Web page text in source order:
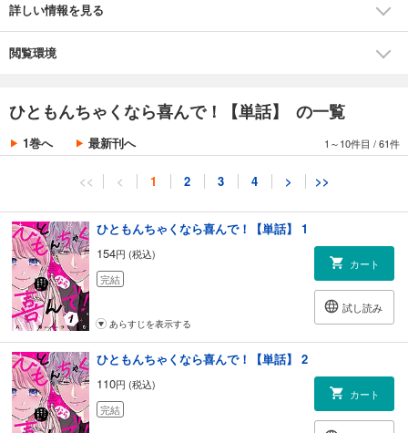
詳しい情報を見る
閲覧環境
ひともんちゃくなら喜んで！【単話】 の一覧
1巻へ 最新刊へ 1～10件目 /61件
<< < 1 2 3 4 > >>
ひともんちゃくなら喜んで！【単話】 1
154円 (税込)
完結
カート
試し読み
あらすじを表示する
ひともんちゃくなら喜んで！【単話】 2
110円 (税込)
完結
カート